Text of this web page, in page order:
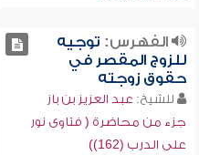
الفهرس: توجيه
للزوج المقصر في
حقوق زوجته
للشيخ: عبد العزيز بن باز
جزء من محاضرة ( فتاوى نور
على الدرب (162))